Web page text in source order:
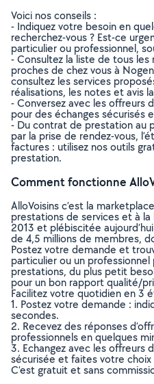
Voici nos conseils :
- Indiquez votre besoin en
recherchez-vous ? Est-ce
particulier ou professionnel,
- Consultez la liste de tous
proches de chez vous à
consultez les services
réalisations, les notes et avis
- Conversez avec les offreurs
pour des échanges sécurisés
- Du contrat de prestation au
par la prise de rendez-vous,
factures : utilisez nos outils
prestation.
Comment fonctionne
AlloVoisins c’est la
prestations de services et à
2013 et plébiscitée
de 4,5 millions de membres,
Postez votre demande et
particulier ou un
prestations, du plus petit
pour un bon rapport qualité/
Facilitez votre quotidien en 3
1. Postez votre demande :
secondes.
2. Recevez des réponses
professionnels en quelques
3. Echangez avec les offreurs
sécurisée et faites votre choix
C’est gratuit et sans